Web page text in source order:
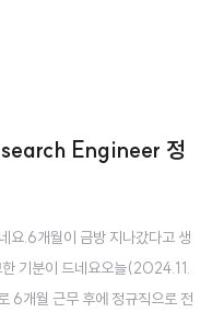
Engineer 정
요.6개월이 금방 지나갔다고 생
한 기분이 드네요오늘(2024.11.
6개월 근무 후에 정규직으로 전